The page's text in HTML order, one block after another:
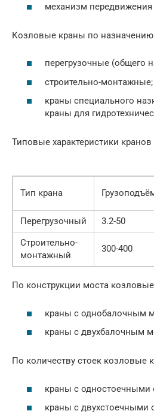
механизм передвижения
Козловые краны по
перегрузочные (общего
строительно-монтажные;
краны специального
краны для
Типовые характеристики кранов
Тип крана
Перегрузочный
3.2-50
Строительно-
монтажный
300-400
По конструкции моста
краны с однобалочным
краны с двухбалочным
По количеству стоек козловые
краны с одностоечными
краны с двухстоечными